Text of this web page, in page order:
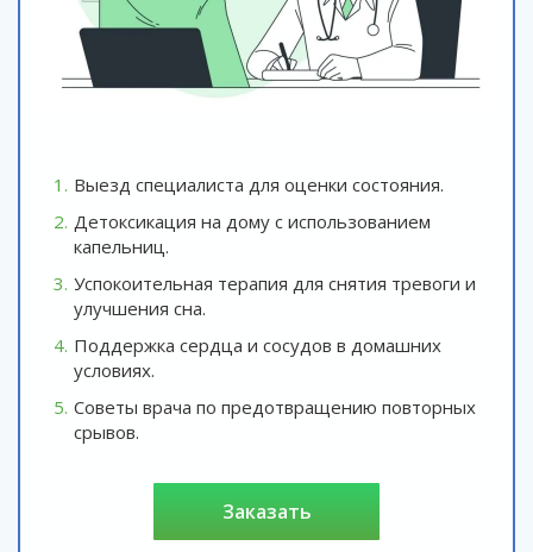
Выезд специалиста для оценки состояния.
Детоксикация на дому с использованием
капельниц.
Успокоительная терапия для снятия тревоги и
улучшения сна.
Поддержка сердца и сосудов в домашних
условиях.
Советы врача по предотвращению повторных
срывов.
заказать